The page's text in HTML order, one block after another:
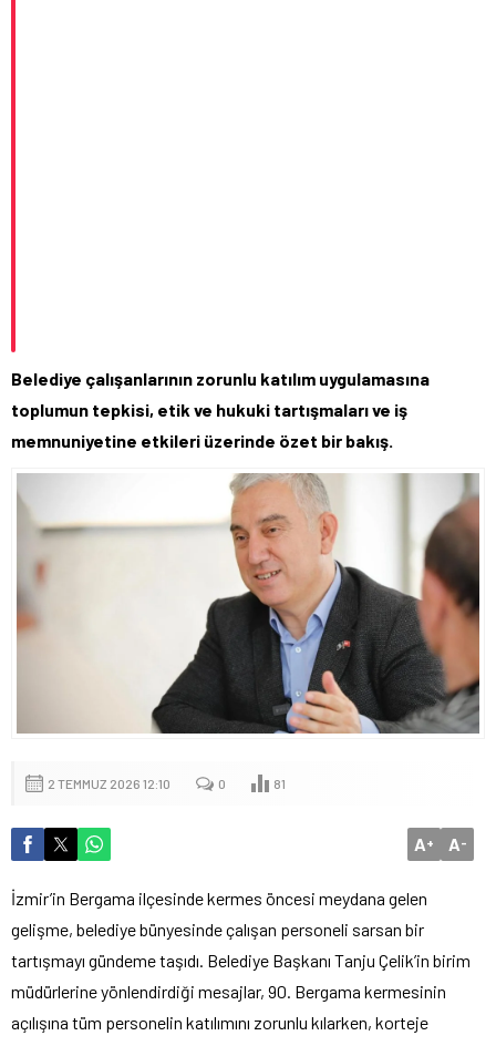
Belediye çalışanlarının zorunlu katılım uygulamasına
toplumun tepkisi, etik ve hukuki tartışmaları ve iş
memnuniyetine etkileri üzerinde özet bir bakış.
2 TEMMUZ 2026 12:10 0 81
A+ A-
İzmir’in Bergama ilçesinde kermes öncesi meydana gelen
gelişme, belediye bünyesinde çalışan personeli sarsan bir
tartışmayı gündeme taşıdı. Belediye Başkanı Tanju Çelik’in birim
müdürlerine yönlendirdiği mesajlar, 90. Bergama kermesinin
açılışına tüm personelin katılımını zorunlu kılarken, korteje